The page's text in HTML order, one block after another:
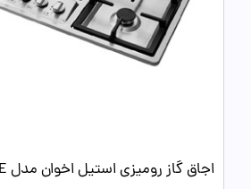
اجاق گاز رومیزی استیل اخوان مدل G135-HE